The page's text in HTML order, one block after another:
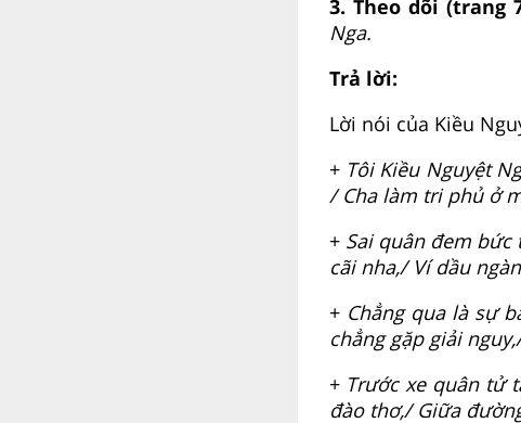
3. Theo dõi (trang
Nga.
Trả lời:
Lời nói của Kiều
+ Tôi Kiều Nguyệt
/ Cha làm tri phủ ở
+ Sai quân đem
cãi nha,/ Ví dầu
+ Chẳng qua là sự
chẳng gặp giải
+ Trước xe quân tử
đào thơ,/ Giữa